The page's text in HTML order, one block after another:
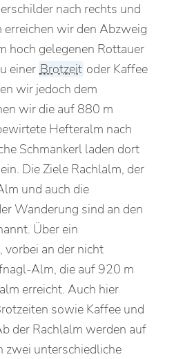
nach rechts und
wir den Abzweig
hoch gelegenen Rottauer
einer Brotzeit oder Kaffee
wir jedoch dem
wir die auf 880 m
Hefteralm nach
Schmankerl laden dort
Die Ziele Rachlalm, der
und auch die
Wanderung sind an den
Über ein
an der nicht
Alm, die auf 920 m
erreicht. Auch hier
sowie Kaffee und
der Rachlalm werden auf
zwei unterschiedliche